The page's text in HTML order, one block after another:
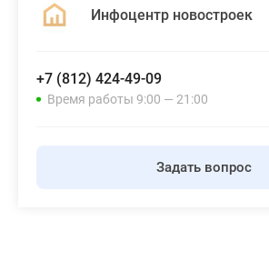
Инфоцентр новостроек
+7 (812) 424-49-09
Время работы 9:00 — 21:00
Задать вопрос